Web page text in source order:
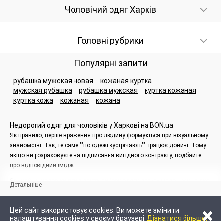
Чоловічий одяг Харків
Головні рубрики
Популярні запити
рубашка мужская новая
кожаная куртка
мужская рубашка
рубашка мужская
куртка кожаная
куртка кожа
кожаная кожана
Цей сайт використовує cookies. Ви можете змінити
налаштування cookies у своєму браузері. Дізнатися більше.×
Недорогий одяг для чоловіків у Харкові на BON.ua
Як правило, перше враження про людину формується при візуальному
знайомстві. Так, те саме ""по одежі зустрічають"" працює донині. Тому
якщо ви розраховуєте на підписання вигідного контракту, подбайте
про відповідний імідж.
Звичайно, чоловіки приділяють вибору одягу досить мало часу і рідко
вас немає часу на нескінченні примірки у бутиках, зверніться за
Детальніше